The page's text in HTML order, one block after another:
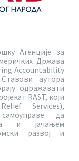
Агенције за
Држава
Accountability
аутора
одражавати
RAST, који
Services),
да
и јачањем
развој и